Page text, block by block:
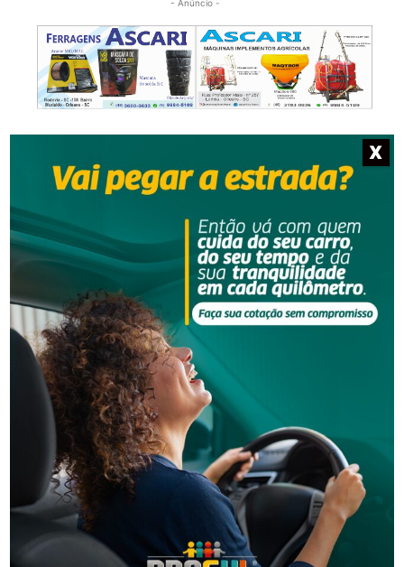
NOTÍCIAS RELACIONADAS
Segurança
Homem é preso por descumprir medida protetiva
em Urussanga
X